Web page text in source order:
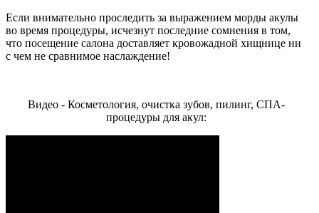
Если внимательно проследить за выражением морды акулы
во время процедуры, исчезнут последние сомнения в том,
что посещение салона доставляет кровожадной хищнице ни
с чем не сравнимое наслаждение!
Видео - Косметология, очистка зубов, пилинг, СПА-
процедуры для акул: